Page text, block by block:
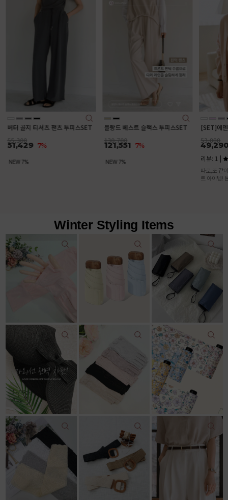
블랑드 베스트 슬랙스 투피스SET
130,700
121,551 7%
[SET]에덴 니트가디건 나시 세트
53,000
49,290
리뷰: 1 |
디로
Winter Styling Items
18,600원
11,800원 14,043원
15,100원 7%↓
5.0
22,000원
13,500원 10,800원
리뷰: 4 | 5.0